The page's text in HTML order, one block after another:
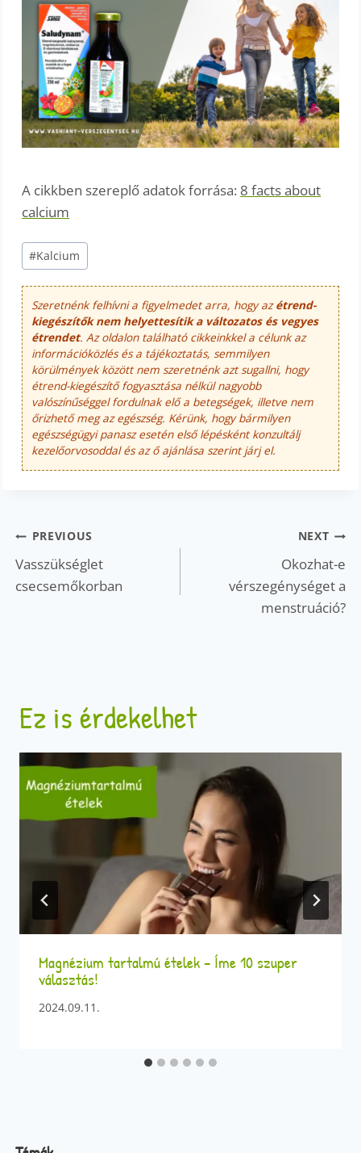
A cikkben szereplő adatok forrása: 8 facts about
calcium
Post
Tags:
#Kalcium
Szeretnénk felhívni a figyelmedet arra, hogy azétrend-
kiegészítők nem helyettesítik a változatos és vegyes
étrendet. Az oldalon található cikkeinkkel a célunk az
információközlés és a tájékoztatás, semmilyen
körülmények között nem szeretnénk azt sugallni, hogy
étrend-kiegészítő fogyasztása nélkül nagyobb
valószínűséggel fordulnak elő a betegségek, illetve nem
őrizhető meg az egészség. Kérünk, hogy bármilyen
egészségügyi panasz esetén első lépésként konzultálj
kezelőorvosoddal és az ő ajánlása szerint járj el.
Bejegyzés
navigáció
PREVIOUS
Vasszükséglet
csecsemőkorban
NEXT
Okozhat-e
vérszegénységet a
menstruáció?
Ez is érdekelhet
Magnézium tartalmú ételek – Íme 10 szuper
választás!
2024.09.11.